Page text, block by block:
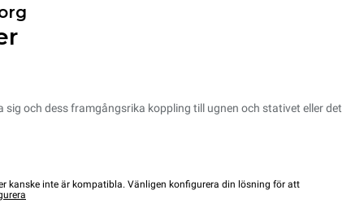
sig och dess framgångsrika koppling till ugnen och stativet eller det
kanske inte är kompatibla. Vänligen konfigurera din lösning för att